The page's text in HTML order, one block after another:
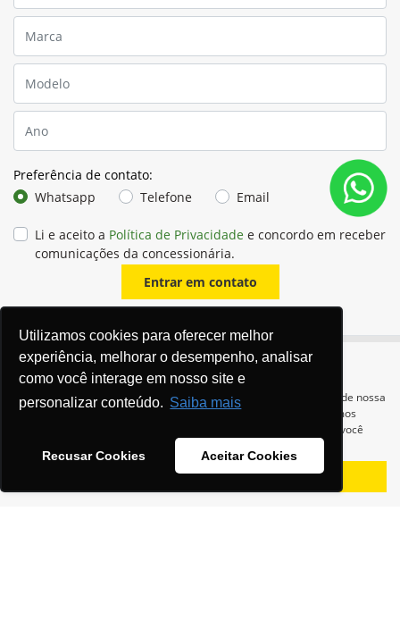
Utilizamos cookies para oferecer melhor
experiência, melhorar o desempenho, analisar
como você interage em nosso site e
personalizar conteúdo. Saiba mais
Recusar Cookies Aceitar Cookies
Preferência de contato:
Whatsapp
Telefone Email
Li e aceito a Política de Privacidade e concordo em receber
comunicações da concessionária.
Entrar em contato
Para otimizar sua experiência durante a navegação, fazemos uso de nossa
política de cookies e para proteger seus dados pessoais respeitamos
. Ao seguir com a navegação e visita você
Recusar